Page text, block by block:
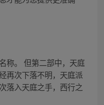
称。 但第二部中，天庭
再次下落不明，天庭派
落入天庭之手，西行之